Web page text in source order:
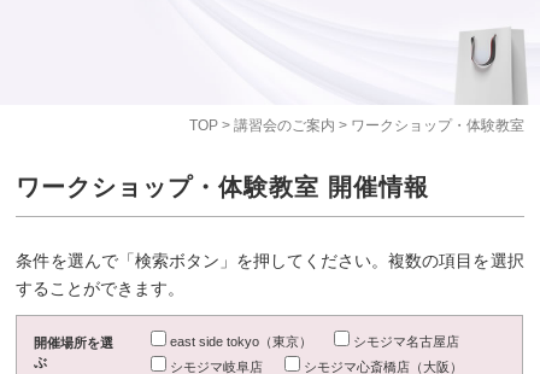
TOP> 講習会のご案内 > ワークショップ・体験教室
ワークショップ・体験教室 開催情報
条件を選んで「検索ボタン」を押してください。複数の項目を選択
することができます。
開催場所を選
ぶ
east side tokyo（東京）
シモジマ名古屋店
シモジマ岐阜店
シモジマ心斎橋店（大阪）